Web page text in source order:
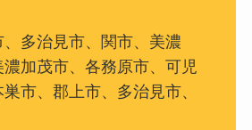
多治見市、関市、美濃
加茂市、各務原市、可児
市、郡上市、多治見市、